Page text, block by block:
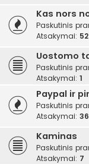
Kas nors
Paskutinis
Atsakymai: 52
Uostomo
Paskutinis
Atsakymai: 1
Paypal ir
Paskutinis
Atsakymai: 36
Kaminas
Paskutinis
Atsakymai: 7